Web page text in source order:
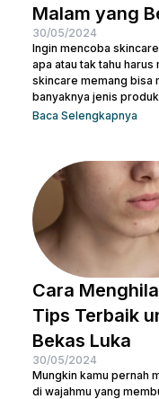
Malam yang
30/05/2024
Ingin mencoba
apa atau tak tahu harus
skincare memang bisa
banyaknya jenis
essence , dan masih
serupa, terlepas dari
salah langkah, Nulook
mengenai...
Baca Selengkapnya
Cara
Tips Terbaik
Bekas Luka
30/05/2024
Mungkin kamu pernah
di wajahmu yang